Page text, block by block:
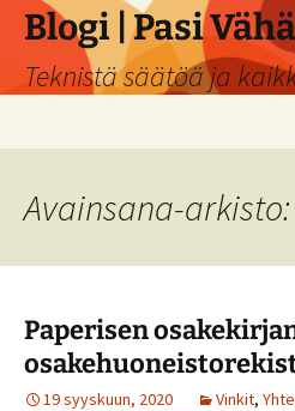
Siirry
sisältöön
Blogi | Pasi
Teknistä säätöä ja
Avainsana-
Paperisen
19 syyskuun, 2020 Vinkit,